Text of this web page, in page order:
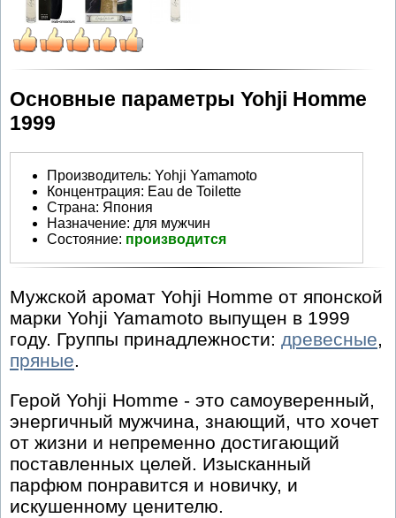
Основные параметры Yohji Homme
1999
Производитель: Yohji Yamamoto
Концентрация: Eau de Toilette
Страна: Япония
Назначение: для мужчин
Состояние: производится
Мужской аромат Yohji Homme от японской
марки Yohji Yamamoto выпущен в 1999
году. Группы принадлежности: древесные,
пряные.
Герой Yohji Homme - это самоуверенный,
энергичный мужчина, знающий, что хочет
от жизни и непременно достигающий
поставленных целей. Изысканный
парфюм понравится и новичку, и
искушенному ценителю.